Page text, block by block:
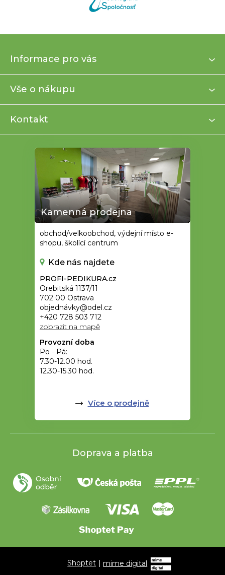
p
t
Informace pro vás
Vše o nákupu
Kontakt
Kamenná prodejna
obchod/velkoobchod, výdejní místo e-
shopu, školící centrum
Kde nás najdete
PROFI-PEDIKURA.cz
Orebitská 1137/11
702 00 Ostrava
objednávky@odel.cz
+420 728 503 712
zobrazit na mapě
Provozní doba
Po - Pá:
7.30-12.00 hod.
12.30-15.30 hod.
Více o prodejně
Doprava a platba
Shoptet |mime digital